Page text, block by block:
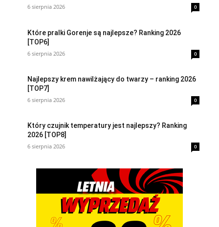
6 sierpnia 2026 0
Które pralki Gorenje są najlepsze? Ranking 2026
[TOP6]
6 sierpnia 2026 0
Najlepszy krem nawilżający do twarzy – ranking 2026
[TOP7]
6 sierpnia 2026 0
Który czujnik temperatury jest najlepszy? Ranking
2026 [TOP8]
6 sierpnia 2026 0